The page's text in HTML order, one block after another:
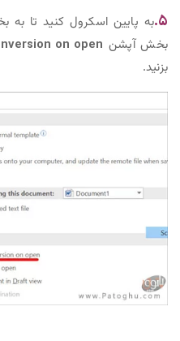
۵. به پایین اسکرول کنید تا به
بخش آپشن on open
بزنید.